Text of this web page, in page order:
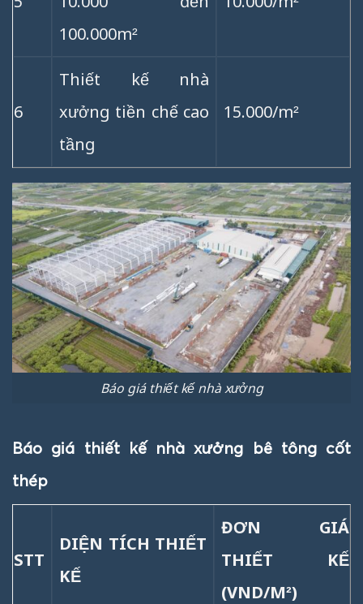
100.000m²
6
Thiết kế nhà
xưởng tiền chế cao
tầng
15.000/m²
Báo giá thiết kế nhà xưởng
Báo giá thiết kế nhà xưởng bê tông cốt
thép
STT
DIỆN TÍCH THIẾT
KẾ
ĐƠN GIÁ
THIẾT KẾ
(VND/M²)